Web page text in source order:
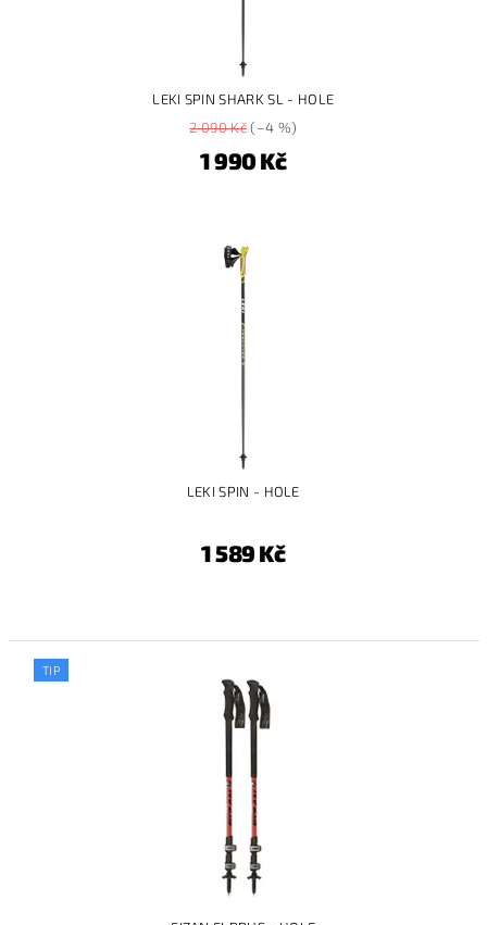
LEKI SPIN SHARK SL - HOLE
2 090 Kč(–4 %)
1 990 Kč
LEKI SPIN - HOLE
1 589 Kč
TIP